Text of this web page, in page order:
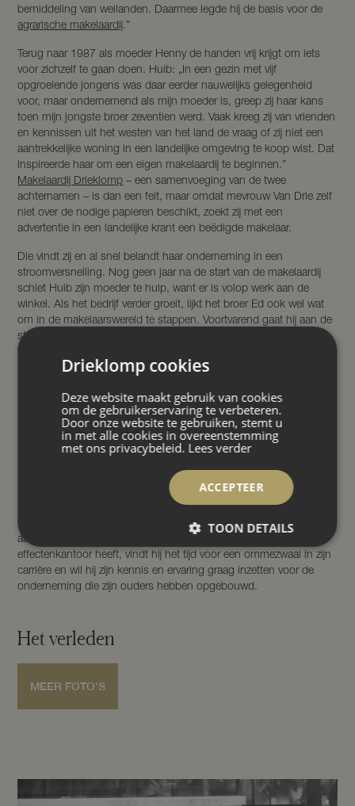
bemiddeling van weilanden. Daarmee legde hij de basis voor de
agrarische makelaardij.”
Terug naar 1987 als moeder Henny de handen vrij krijgt om iets
voor zichzelf te gaan doen. Huib: „In een gezin met vijf
opgroeiende jongens was daar eerder nauwelijks gelegenheid
voor, maar ondernemend als mijn moeder is, greep zij haar kans
toen mijn jongste broer zeventien werd. Vaak kreeg zij van vrienden
en kennissen uit het westen van het land de vraag of zij niet een
aantrekkelijke woning in een landelijke omgeving te koop wist. Dat
inspireerde haar om een eigen makelaardij te beginnen.”
Makelaardij Drieklomp – een samenvoeging van de twee
achternamen – is dan een feit, maar omdat mevrouw Van Drie zelf
niet over de nodige papieren beschikt, zoekt zij met een
advertentie in een landelijke krant een beëdigde makelaar.
Die vindt zij en al snel belandt haar onderneming in een
stroomversnelling. Nog geen jaar na de start van de makelaardij
schiet Huib zijn moeder te hulp, want er is volop werk aan de
winkel. Als het bedrijf verder groeit, lijkt het broer Ed ook wel wat
om in de makelaarswereld te stappen. Voortvarend gaat hij aan de
studie, haalt hij zijn papieren en sluit hij zijn opleiding af met zijn
in deze sector te doen”, zegt hij terugkijkend op zijn besluit.
ging uit naar een creatief beroep. En dat is de makelaardij
uiteindelijk ook.”
Niets lijkt aan het einde van de vorige eeuw de verdere groei en
1991 ernstig ziek wordt en een jaar later overlijdt. De man die met
zijn handelsgeest jarenlang de stuwende kracht achter de
agrarische makelaardij was valt weg en er moet met spoed een
vervanger worden gezocht. Jan, Huib’s oudste broer, blijkt de
aangewezen kandidaat. Hoewel hij in Amsterdam een bloeiend
effectenkantoor heeft, vindt hij het tijd voor een ommezwaai in zijn
carrière en wil hij zijn kennis en ervaring graag inzetten voor de
onderneming die zijn ouders hebben opgebouwd.
Het verleden
MEER FOTO’S
Drieklomp cookies
Deze website maakt gebruik van cookies
om de gebruikerservaring te verbeteren.
Door onze website te gebruiken, stemt u
in met alle cookies in overeenstemming
met ons privacybeleid. Lees verder
ACCEPTEER
TOON DETAILS